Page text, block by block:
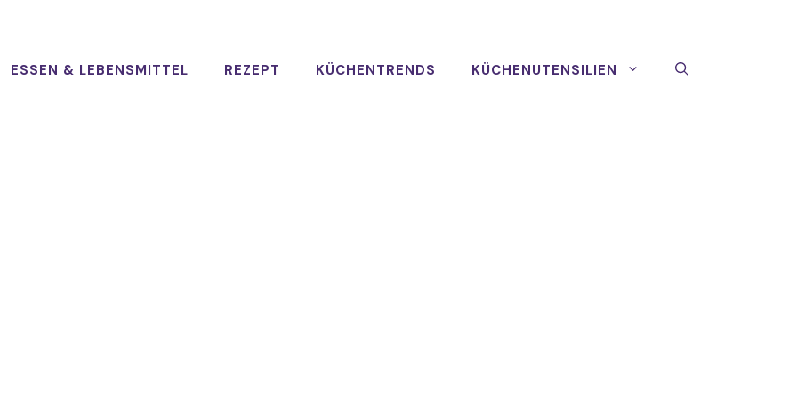
ESSEN & LEBENSMITTEL REZEPT KÜCHENTRENDS KÜCHENUTENSILIEN